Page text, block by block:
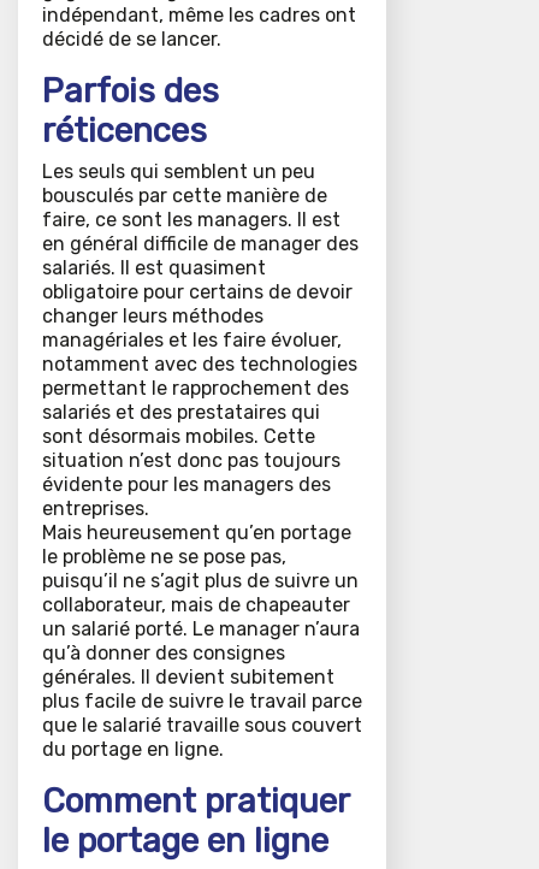
indépendant, même les cadres ont
décidé de se lancer.
Parfois des
réticences
Les seuls qui semblent un peu
bousculés par cette manière de
faire, ce sont les managers. Il est
en général difficile de manager des
salariés. Il est quasiment
obligatoire pour certains de devoir
changer leurs méthodes
managériales et les faire évoluer,
notamment avec des technologies
permettant le rapprochement des
salariés et des prestataires qui
sont désormais mobiles. Cette
situation n’est donc pas toujours
évidente pour les managers des
entreprises.
Mais heureusement qu’en portage
le problème ne se pose pas,
puisqu’il ne s’agit plus de suivre un
collaborateur, mais de chapeauter
un salarié porté. Le manager n’aura
qu’à donner des consignes
générales. Il devient subitement
plus facile de suivre le travail parce
que le salarié travaille sous couvert
du portage en ligne.
Comment pratiquer
le portage en ligne